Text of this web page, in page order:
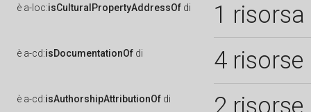
è a-loc:isCulturalPropertyAddressOf di 1 risorsa
è a-cd:isDocumentationOf di 4 risorse
è a-cd:isAuthorshipAttributionOf di 2 risorse